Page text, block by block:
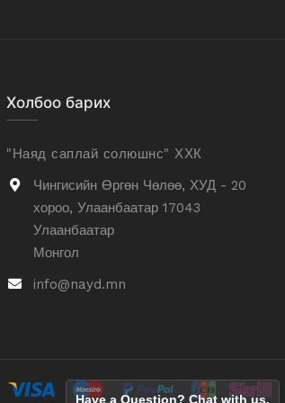
Холбоо барих
"Наяд саплай солюшнс" ХХК
Чингисийн Өргөн Чөлөө, ХУД - 20
хороо, Улаанбаатар 17043
Улаанбаатар
Монгол
info@nayd.mn
Have a Question? Chat with us.